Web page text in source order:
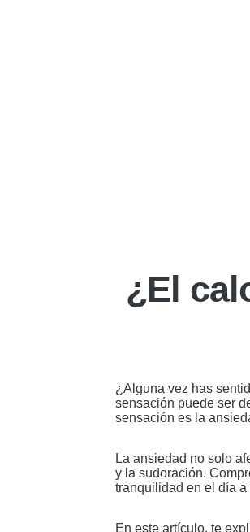
¿El
¿Alguna vez has
sensación puede ser
sensación es la
La ansiedad no solo
y la sudoración.
tranquilidad en el día a
En este artículo, te